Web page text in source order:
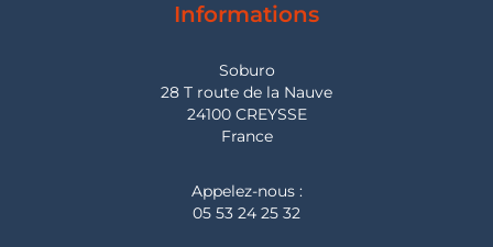
Informations
Soburo
28 T route de la Nauve
24100 CREYSSE
France
Appelez-nous :
05 53 24 25 32